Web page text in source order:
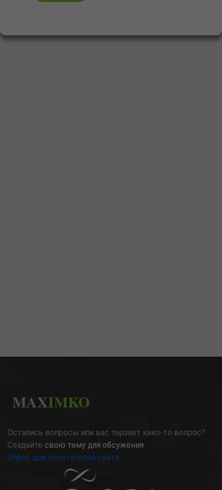
MAXIMKO
Остались вопросы или вас терзает како-то вопрос?
Создайте свою тему для обсужения
Опрос для посетителей сайта